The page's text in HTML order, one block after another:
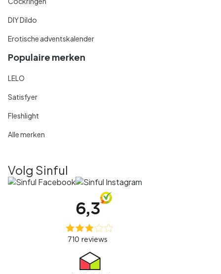
DIY Dildo
Erotische adventskalender
Populaire merken
LELO
Satisfyer
Fleshlight
Alle merken
Volg Sinful